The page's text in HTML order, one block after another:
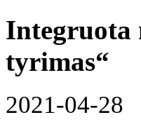
Integruota
tyrimas“
2021-04-28